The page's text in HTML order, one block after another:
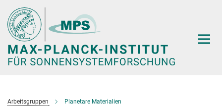
Hauptinhalt
Arbeitsgruppen Planetare Materialien